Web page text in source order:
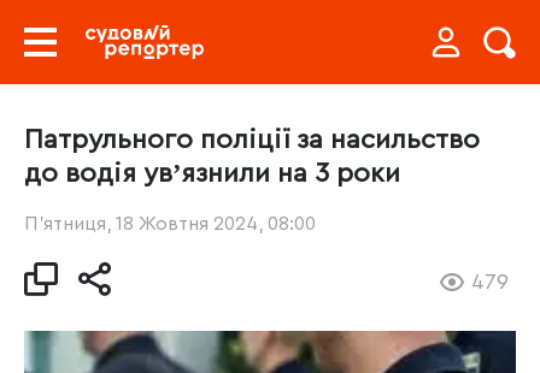
Патрульного поліції за насильство
до водія увʼязнили на 3 роки
П’ятниця, 18 Жовтня 2024, 08:00
479